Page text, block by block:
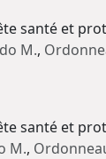
santé et
M.,
santé et
M.,